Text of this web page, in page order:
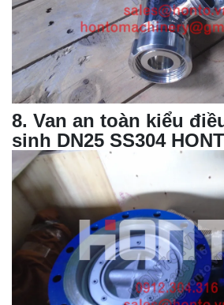
8. Van an toàn kiểu
sinh DN25 SS304